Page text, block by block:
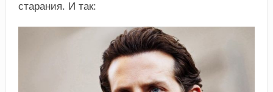
старания. И так: